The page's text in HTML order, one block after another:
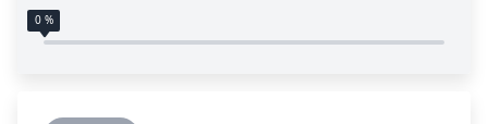
0 %